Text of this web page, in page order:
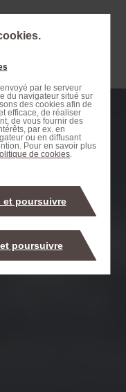
par le serveur
du navigateur situé sur
des cookies afin de
efficace, de réaliser
de vous fournir des
par ex. en
ou en diffusant
Pour en savoir plus
de cookies.
et poursuivre
poursuivre